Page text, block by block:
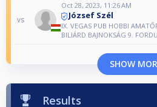
vs
Oct 28, 2023, 11:26 AM
József Szél
IX. VEGAS PUB HOBBI
BILIÁRD BAJNOKSÁG 9.
SHOW
Results